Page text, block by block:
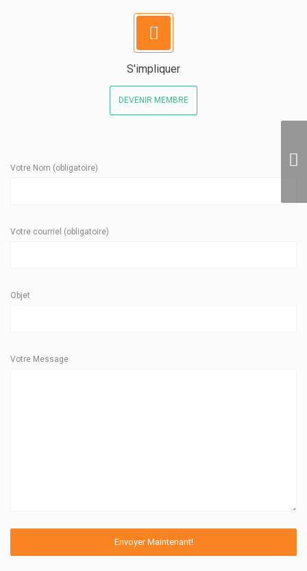
S'impliquer
DEVENIR MEMBRE
Votre Nom (obligatoire)
Votre courriel (obligatoire)
Objet
Votre Message